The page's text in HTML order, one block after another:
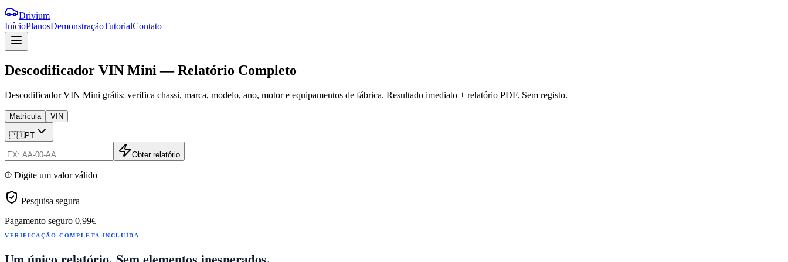
Drivium
InícioPlanosDemonstraçãoTutorialContato
Descodificador VIN Mini—Relatório Completo
Descodificador VIN Mini grátis: verifica chassi, marca, modelo, ano, motor e equipamentos de fábrica. Resultado imediato + relatório PDF. Sem registo.
Matrícula VIN
🇵🇹PT
Obter relatório
Digite um valor válido
Pesquisa segura
Pagamento seguro 0,99€
VERIFICAÇÃO COMPLETA INCLUÍDA